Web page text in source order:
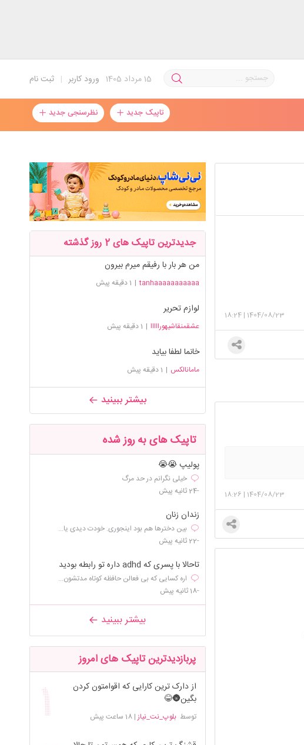
ثبت نام | ورود کاربر 15مرداد 1405
تاپیک جدید نظرسنجی جدید
1404/08/23
|
18:24
1404/08/23
|
18:26
جدیدترین تاپیک های 2 روز گذشته
من هر بار با رفیقم میرم بیرون
tanhaaaaaaaaaaa
| 1 دقیقه پیش
لوازم تحریر
عشقمنقاشیهورااااا | 1 دقیقه پیش
خانما لطفا بیاید
مامانالکس | 1 دقیقه پیش
بیشتر ببینید
تاپیک های به روز شده
پولیپ 😭😭
خیلی نگرانم در حد مرگ
-24 ثانیه پیش
زندان زنان
بین دخترها هم بود اینجوری. خودت دیدی یا...
-22 ثانیه پیش
تاحالا با پسری که adhd داره تو رابطه بودید
اره کسایی که بی فعالن حافظه کوتاه مدتشون...
-18 ثانیه پیش
بیشتر ببینید
پربازدیدترین تاپیک های امروز
از دارک ترین کارایی که اقوامتون کردن
بگین🌚😂
توسطبلوپ_نت_نیاز|18 ساعت پیش